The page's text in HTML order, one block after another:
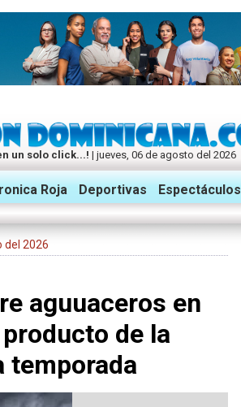
un solo click...! | jueves, 06 de agosto del 2026
Roja Deportivas Espectáculos
del 2026
aguuaceros en
de la
temporada